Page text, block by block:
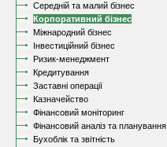
Середній та малий бізнес
Корпоративний бізнес
Міжнародний бізнес
Інвестиційний бізнес
Ризик-менеджмент
Кредитування
Заставні операції
Казначейство
Фінансовий моніторинг
Фінансовий аналіз та планування
Бухоблік та звітність